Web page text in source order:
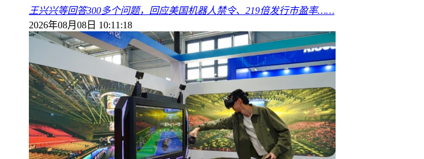
王兴兴等回答300多个问题，回应美国机器人禁令、219倍发行市盈率……
2026年08月08日 10:11:18